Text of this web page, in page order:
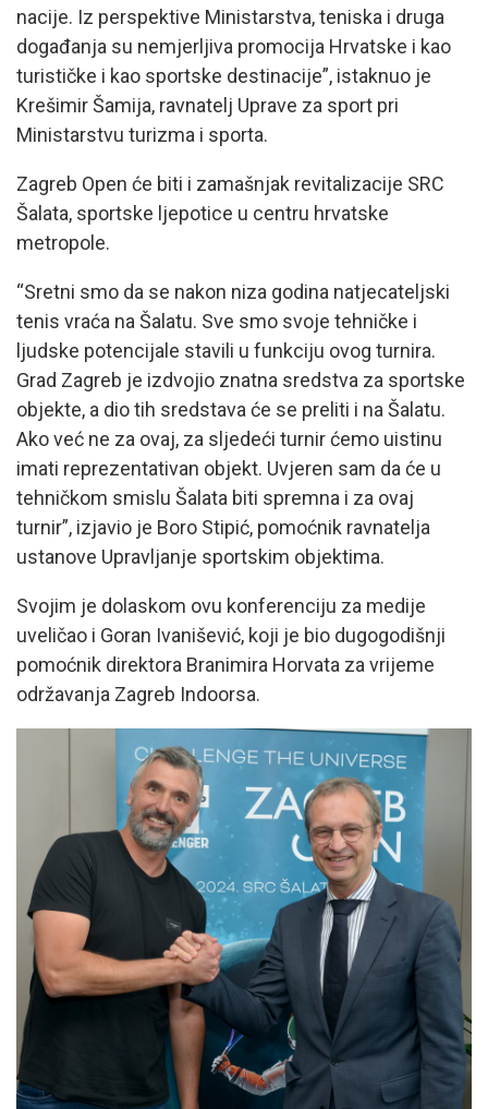
nacije. Iz perspektive Ministarstva, teniska i druga
događanja su nemjerljiva promocija Hrvatske i kao
turističke i kao sportske destinacije”, istaknuo je
Krešimir Šamija, ravnatelj Uprave za sport pri
Ministarstvu turizma i sporta.
Zagreb Open će biti i zamašnjak revitalizacije SRC
Šalata, sportske ljepotice u centru hrvatske
metropole.
“Sretni smo da se nakon niza godina natjecateljski
tenis vraća na Šalatu. Sve smo svoje tehničke i
ljudske potencijale stavili u funkciju ovog turnira.
Grad Zagreb je izdvojio znatna sredstva za sportske
objekte, a dio tih sredstava će se preliti i na Šalatu.
Ako već ne za ovaj, za sljedeći turnir ćemo uistinu
imati reprezentativan objekt. Uvjeren sam da će u
tehničkom smislu Šalata biti spremna i za ovaj
turnir”, izjavio je Boro Stipić, pomoćnik ravnatelja
ustanove Upravljanje sportskim objektima.
Svojim je dolaskom ovu konferenciju za medije
uveličao i Goran Ivanišević, koji je bio dugogodišnji
pomoćnik direktora Branimira Horvata za vrijeme
održavanja Zagreb Indoorsa.